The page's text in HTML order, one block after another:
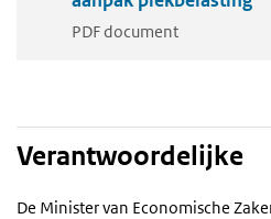
PDF document
Verantwoordelijke
De Minister van Economische